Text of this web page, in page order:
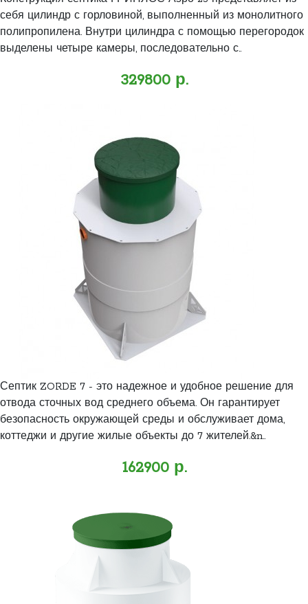
себя цилиндр с горловиной, выполненный из монолитного
полипропилена. Внутри цилиндра с помощью перегородок
выделены четыре камеры, последовательно с..
329800 р.
Септик ZORDE 7 - это надежное и удобное решение для
отвода сточных вод среднего объема. Он гарантирует
безопасность окружающей среды и обслуживает дома,
коттеджи и другие жилые объекты до 7 жителей.&n..
162900 р.